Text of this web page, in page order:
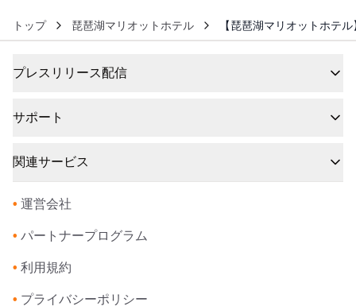
トップ 琵琶湖マリオットホテル 【琵琶湖マリオットホテ
プレスリリース配信
サポート
関連サービス
• 運営会社
• パートナープログラム
• 利用規約
• プライバシーポリシー